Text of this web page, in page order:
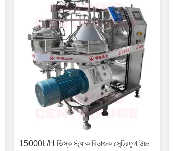
15000L/H ডিস্ক স্ট্যাক বিভাজক সেন্ট্রিফুগ উচ্চ